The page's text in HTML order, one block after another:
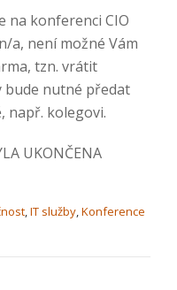
na konferenci CIO
a, není možné Vám
tzn. vrátit
bude nutné předat
např. kolegovi.
UKONČENA
,IT služby,Konference